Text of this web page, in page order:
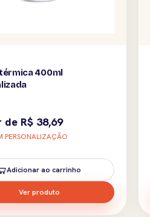
400ml
de R$ 38,69
PERSONALIZAÇÃO
Adicionar ao carrinho
Ver produto